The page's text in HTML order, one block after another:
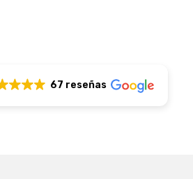
67 reseñas